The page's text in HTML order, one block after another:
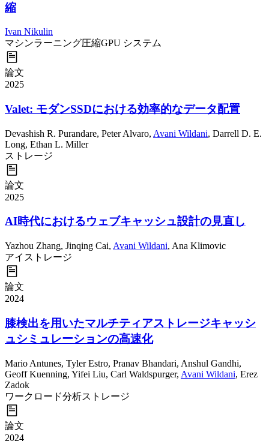
縮
Ivan Nikulin
マシンラーニング圧縮GPU システム
論文
2025
Valet: モダンSSDにおける効率的なデータ配置
Devashish R. Purandare, Peter Alvaro, Avani Wildani, Darrell D. E.
Long, Ethan L. Miller
ストレージ
論文
2025
AI時代におけるウェブキャッシュ設計の見直し
Yazhou Zhang, Jinqing Cai, Avani Wildani, Ana Klimovic
アイ ストレージ
論文
2024
膝検出を用いたマルチティアストレージキャッシ
ュシミュレーションの高速化
Mario Antunes, Tyler Estro, Pranav Bhandari, Anshul Gandhi,
Geoff Kuenning, Yifei Liu, Carl Waldspurger, Avani Wildani, Erez
Zadok
ワークロード分析ストレージ
論文
2024